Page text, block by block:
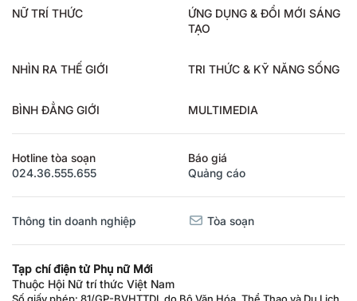
NỮ TRÍ THỨC
ỨNG DỤNG & ĐỔI MỚI SÁNG
TẠO
NHÌN RA THẾ GIỚI TRI THỨC & KỸ NĂNG SỐNG
BÌNH ĐẲNG GIỚI MULTIMEDIA
Hotline tòa soạn
024.36.555.655
Báo giá
Quảng cáo
Thông tin doanh nghiệp Tòa soạn
Tạp chí điện tử Phụ nữ Mới
Thuộc Hội Nữ trí thức Việt Nam
Số giấy phép: 81/GP-BVHTTDL do Bộ Văn Hóa, Thể Thao và Du Lịch